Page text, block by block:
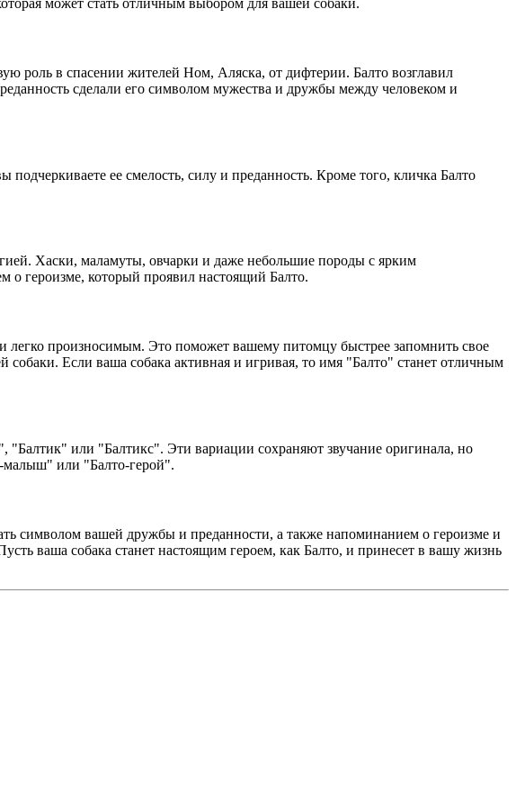
роль в спасении жителей Ном, Аляска, от дифтерии. Балто возглавил
сделали его символом мужества и дружбы между человеком и
ее смелость, силу и преданность. Кроме того, кличка Балто
Хаски, маламуты, овчарки и даже небольшие породы с ярким
о героизме, который проявил настоящий Балто.
произносимым. Это поможет вашему питомцу быстрее запомнить свое
собаки. Если ваша собака активная и игривая, то имя "Балто" станет отличным
"Балтик" или "Балтикс". Эти вариации сохраняют звучание оригинала, но
малыш" или "Балто-герой".
символом вашей дружбы и преданности, а также напоминанием о героизме и
ваша собака станет настоящим героем, как Балто, и принесет в вашу жизнь